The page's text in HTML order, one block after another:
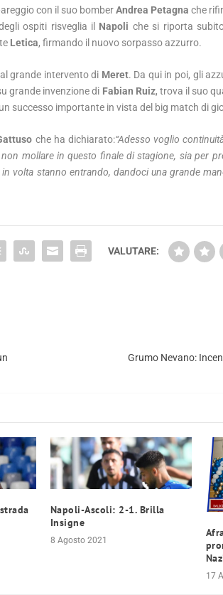
con il suo bomberAndrea Petagna che
ospiti risveglia il Napoli che si riporta
Letica, firmando il nuovo sorpasso azzurro.
grande intervento di Meret. Da qui in poi, gli
grande invenzione di Fabian Ruiz, trova il suo
successo importante in vista del big match di
che ha dichiarato:“Adesso voglio
mollare in questo finale di stagione, sia per
volta stanno entrando, dandoci una grande
VALUTARE:
Grumo Nevano:
Napoli-Ascoli: 2-1. Brilla
Insigne
8 Agosto 2021
17